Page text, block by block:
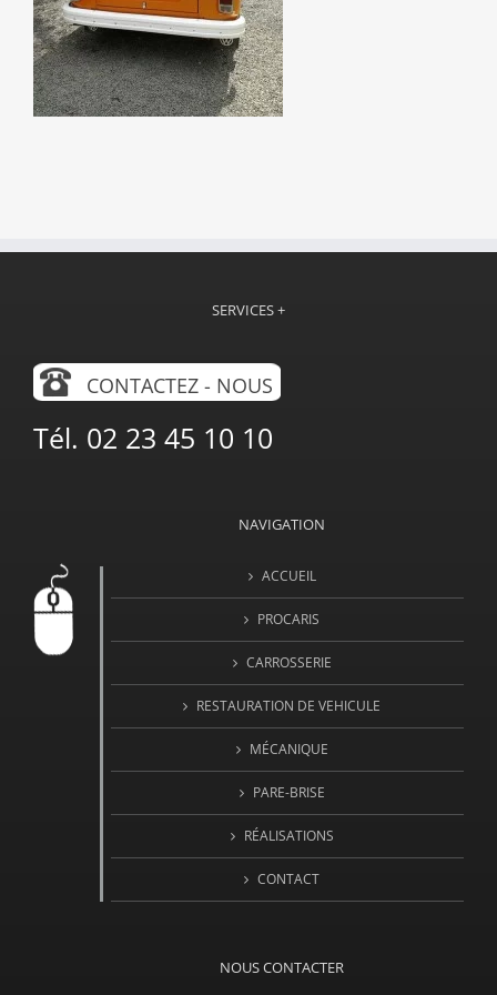
SERVICES +
CONTACTEZ - NOUS
Tél. 02 23 45 10 10
NAVIGATION
ACCUEIL
PROCARIS
CARROSSERIE
RESTAURATION DE VEHICULE
MÉCANIQUE
PARE-BRISE
RÉALISATIONS
CONTACT
NOUS CONTACTER